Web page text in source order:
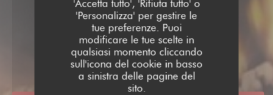
'Accetta tutto', 'Rifiuta tutto' o
'Personalizza' per gestire le
tue preferenze. Puoi
modificare le tue scelte in
qualsiasi momento cliccando
sull'icona del cookie in basso
a sinistra delle pagine del
sito.
AU FEU DE BOIS
TRATTORIA |BEAURAINS